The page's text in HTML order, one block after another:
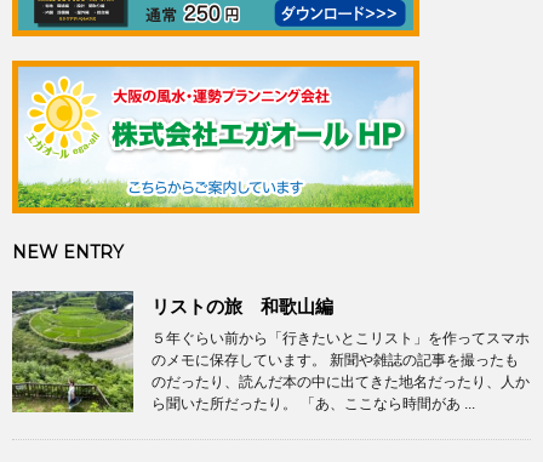
NEW ENTRY
リストの旅 和歌山編
５年ぐらい前から「行きたいとこリスト」を作ってスマホ
のメモに保存しています。 新聞や雑誌の記事を撮ったも
のだったり、読んだ本の中に出てきた地名だったり、人か
ら聞いた所だったり。 「あ、ここなら時間があ ...